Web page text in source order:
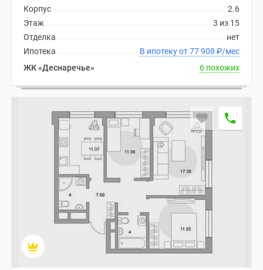
2.6
Корпус
3 из 15
Этаж
нет
Отделка
В ипотеку от 77 908 ₽/мес
Ипотека
ЖК «Деснаречье»
6 похожих